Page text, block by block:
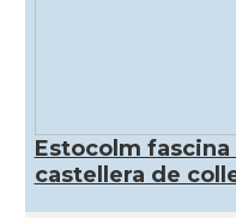
Estocolm
castellera de